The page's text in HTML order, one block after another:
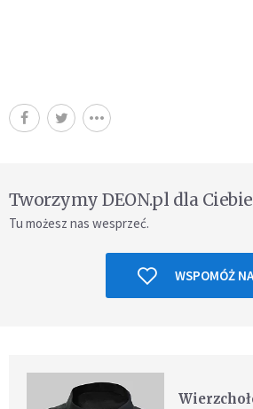
Tworzymy DEON.pl dla Ciebie
Tu możesz nas wesprzeć.
WSPOMÓŻ